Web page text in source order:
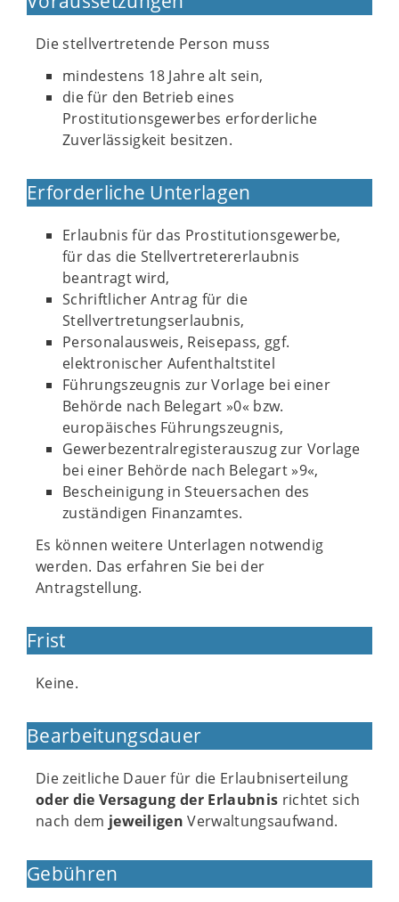
Die stellvertretende Person muss
mindestens 18 Jahre alt sein,
die für den Betrieb eines
Prostitutionsgewerbes erforderliche
Zuverlässigkeit besitzen.
Erforderliche Unterlagen
Erlaubnis für das Prostitutionsgewerbe,
für das die Stellvertretererlaubnis
beantragt wird,
Schriftlicher Antrag für die
Stellvertretungserlaubnis,
Personalausweis, Reisepass, ggf.
elektronischer Aufenthaltstitel
Führungszeugnis zur Vorlage bei einer
Behörde nach Belegart »0« bzw.
europäisches Führungszeugnis,
Gewerbezentralregisterauszug zur Vorlage
bei einer Behörde nach Belegart »9«,
Bescheinigung in Steuersachen des
zuständigen Finanzamtes.
Es können weitere Unterlagen notwendig
werden. Das erfahren Sie bei der
Antragstellung.
Frist
Keine.
Bearbeitungsdauer
Die zeitliche Dauer für die Erlaubniserteilung
oder die Versagung der Erlaubnis richtet sich
nach dem jeweiligen Verwaltungsaufwand.
Gebühren